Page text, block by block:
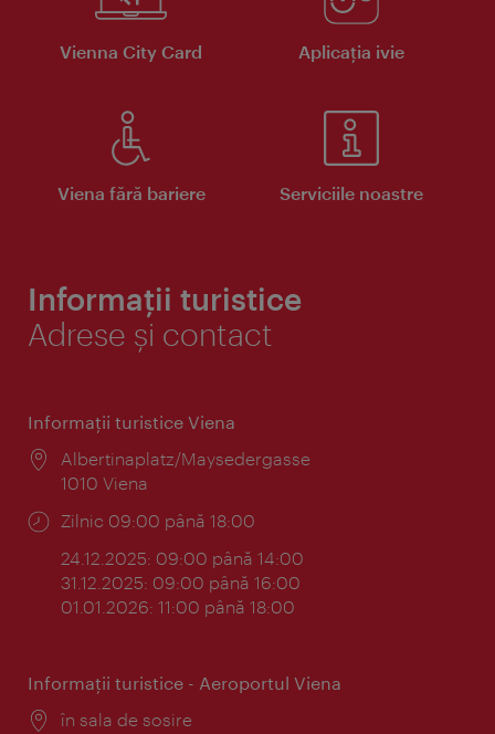
Vienna City Card Aplicaţia ivie
Viena fără bariere Serviciile noastre
Informații turistice
Adrese și contact
Informaţii turistice Viena
Locul:
Albertinaplatz/Maysedergasse
1010 Viena
Program:
Zilnic 09:00 până 18:00
24.12.2025: 09:00 până 14:00
31.12.2025: 09:00 până 16:00
01.01.2026: 11:00 până 18:00
Informaţii turistice - Aeroportul Viena
Locul:
în sala de sosire